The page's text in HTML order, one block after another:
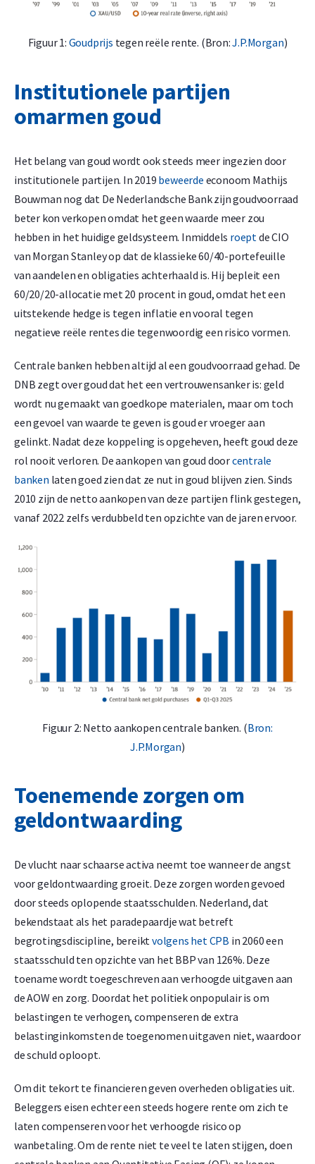
Figuur 1: Goudprijs tegen reële rente. (Bron:J.P.Morgan)
Institutionele partijen
omarmen goud
Het belang van goud wordt ook steeds meer ingezien door
institutionele partijen. In 2019 beweerde econoom Mathijs
Bouwman nog dat De Nederlandsche Bank zijn goudvoorraad
beter kon verkopen omdat het geen waarde meer zou
hebben in het huidige geldsysteem. Inmiddels roept de CIO
van Morgan Stanley op dat de klassieke 60/40-portefeuille
van aandelen en obligaties achterhaald is. Hij bepleit een
60/20/20-allocatie met 20 procent in goud, omdat het een
uitstekende hedge is tegen inflatie en vooral tegen
negatieve reële rentes die tegenwoordig een risico vormen.
Centrale banken hebben altijd al een goudvoorraad gehad. De
DNB zegt over goud dat het een vertrouwensanker is: geld
wordt nu gemaakt van goedkope materialen, maar om toch
een gevoel van waarde te geven is goud er vroeger aan
gelinkt. Nadat deze koppeling is opgeheven, heeft goud deze
rol nooit verloren. De aankopen van goud doorcentrale
banken laten goed zien dat ze nut in goud blijven zien. Sinds
2010 zijn de netto aankopen van deze partijen flink gestegen,
vanaf 2022 zelfs verdubbeld ten opzichte van de jaren ervoor.
Figuur 2: Netto aankopen centrale banken. (Bron:
J.P.Morgan)
Toenemende zorgen om
geldontwaarding
De vlucht naar schaarse activa neemt toe wanneer de angst
voor geldontwaarding groeit. Deze zorgen worden gevoed
door steeds oplopende staatsschulden. Nederland, dat
bekendstaat als het paradepaardje wat betreft
begrotingsdiscipline, bereiktvolgens het CPB in 2060 een
staatsschuld ten opzichte van het BBP van 126%. Deze
toename wordt toegeschreven aan verhoogde uitgaven aan
de AOW en zorg. Doordat het politiek onpopulair is om
belastingen te verhogen, compenseren de extra
belastinginkomsten de toegenomen uitgaven niet, waardoor
de schuld oploopt.
Om dit tekort te financieren geven overheden obligaties uit.
Beleggers eisen echter een steeds hogere rente om zich te
laten compenseren voor het verhoogde risico op
wanbetaling. Om de rente niet te veel te laten stijgen, doen